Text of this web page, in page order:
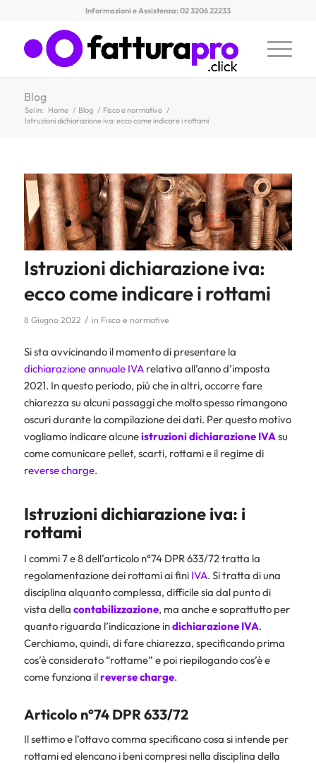
Informazioni e Assistenza: 02 3206 22233
Blog
Sei in: Home / Blog / Fisco e normative /
Istruzioni dichiarazione iva: ecco come indicare i rottami
Istruzioni dichiarazione iva:
ecco come indicare i rottami
8 Giugno 2022 / in Fisco e normative
Si sta avvicinando il momento di presentare la
dichiarazione annuale IVArelativa all’anno d’imposta
2021. In questo periodo, più che in altri, occorre fare
chiarezza su alcuni passaggi che molto spesso rimangono
oscuri durante la compilazione dei dati. Per questo motivo
vogliamo indicare alcuneistruzioni dichiarazione IVAsu
come comunicare pellet, scarti, rottami e il regime di
reverse charge.
Istruzioni dichiarazione iva: i
rottami
I commi 7 e 8 dell’articolo n°74 DPR 633/72 tratta la
regolamentazione dei rottami ai fini IVA. Si tratta di una
disciplina alquanto complessa, difficile sia dal punto di
vista della contabilizzazione, ma anche e soprattutto per
quanto riguarda l’indicazione indichiarazione IVA.
Cerchiamo, quindi, di fare chiarezza, specificando prima
cos’è considerato “rottame” e poi riepilogando cos’è e
come funziona ilreverse charge.
Articolo n°74 DPR 633/72
Il settimo e l’ottavo comma specificano cosa si intende per
rottami ed elencano i beni compresi nella disciplina della